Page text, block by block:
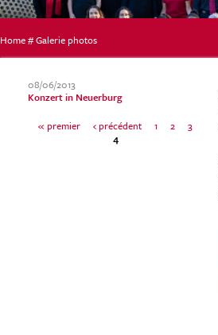
Vous
Home#Galerie photos
08/06/2013
Konzert in Neuerburg
« premier ‹ précédent 1 2
3
4